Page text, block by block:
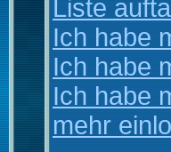
Liste
Ich habe
Ich habe
Ich habe
mehr